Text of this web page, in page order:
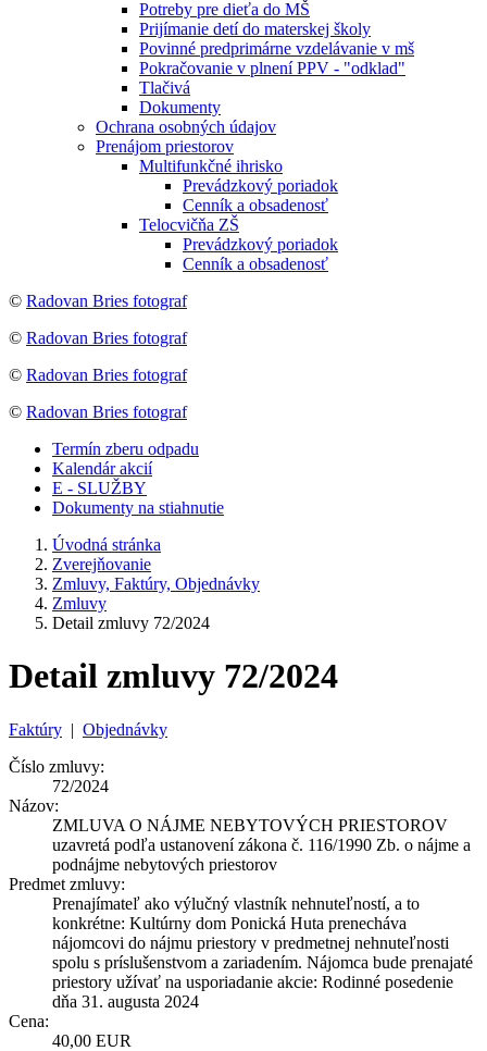
Potreby pre dieťa do MŠ
Prijímanie detí do materskej školy
Povinné predprimárne vzdelávanie v mš
Pokračovanie v plnení PPV - "odklad"
Tlačivá
Dokumenty
Ochrana osobných údajov
Prenájom priestorov
Multifunkčné ihrisko
Prevádzkový poriadok
Cenník a obsadenosť
Telocvičňa ZŠ
Prevádzkový poriadok
Cenník a obsadenosť
© Radovan Bries fotograf
© Radovan Bries fotograf
© Radovan Bries fotograf
© Radovan Bries fotograf
Termín zberu odpadu
Kalendár akcií
E - SLUŽBY
Dokumenty na stiahnutie
Úvodná stránka
Zverejňovanie
Zmluvy, Faktúry, Objednávky
Zmluvy
Detail zmluvy 72/2024
Detail zmluvy 72/2024
Faktúry | Objednávky
Číslo zmluvy:
72/2024
Názov:
ZMLUVA O NÁJME NEBYTOVÝCH PRIESTOROV
uzavretá podľa ustanovení zákona č. 116/1990 Zb. o nájme a
podnájme nebytových priestorov
Predmet zmluvy:
Prenajímateľ ako výlučný vlastník nehnuteľností, a to
konkrétne: Kultúrny dom Ponická Huta prenecháva
nájomcovi do nájmu priestory v predmetnej nehnuteľnosti
spolu s príslušenstvom a zariadením. Nájomca bude prenajaté
priestory užívať na usporiadanie akcie: Rodinné posedenie
dňa 31. augusta 2024
Cena:
40,00 EUR